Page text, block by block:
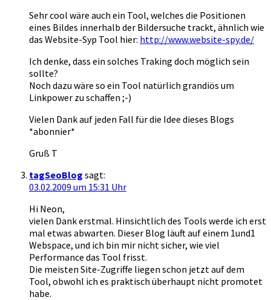
Sehr cool wäre auch ein Tool, welches die Positionen
eines Bildes innerhalb der Bildersuche trackt, ähnlich wie
das Website-Syp Tool hier: http://www.website-spy.de/
Ich denke, dass ein solches Traking doch möglich sein
sollte?
Noch dazu wäre so ein Tool natürlich grandiös um
Linkpower zu schaffen ;-)
Vielen Dank auf jeden Fall für die Idee dieses Blogs
*abonnier*
Gruß T
tagSeoBlog sagt:
03.02.2009 um 15:31 Uhr
Hi Neon,
vielen Dank erstmal. Hinsichtlich des Tools werde ich erst
mal etwas abwarten. Dieser Blog läuft auf einem 1und1
Webspace, und ich bin mir nicht sicher, wie viel
Performance das Tool frisst.
Die meisten Site-Zugriffe liegen schon jetzt auf dem
Tool, obwohl ich es praktisch überhaupt nicht promotet
habe.